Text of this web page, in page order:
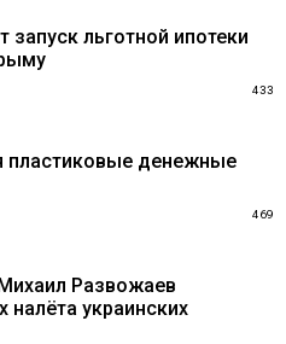
запуск льготной ипотеки
433
пластиковые денежные
469
Развожаев
налёта украинских